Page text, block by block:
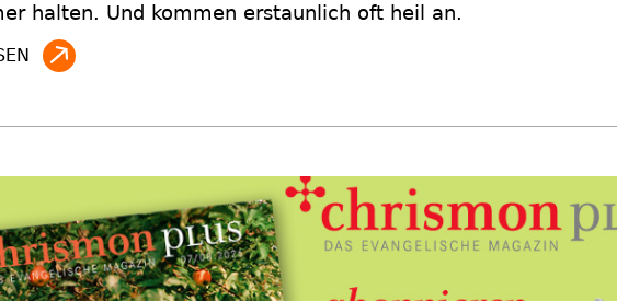
halten. Und kommen erstaunlich oft heil an.